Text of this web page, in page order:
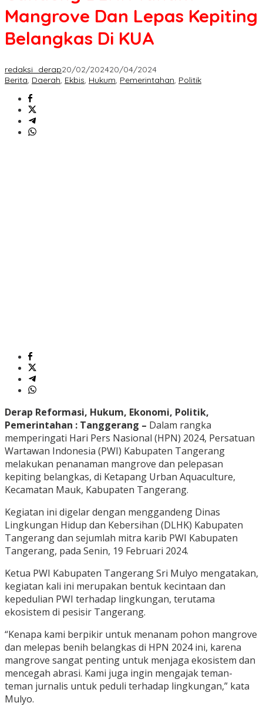
Mangrove
Dan
Lepas
Kepiting
Belangkas
KUA
Mangrove Dan Lepas Kepiting
Belangkas Di KUA
redaksi_derap20/02/202420/04/2024
Berita, Daerah, Ekbis, Hukum, Pemerintahan, Politik
Derap Reformasi, Hukum, Ekonomi, Politik,
Pemerintahan : Tanggerang – Dalam rangka
memperingati Hari Pers Nasional (HPN) 2024, Persatuan
Wartawan Indonesia (PWI) Kabupaten Tangerang
melakukan penanaman mangrove dan pelepasan
kepiting belangkas, di Ketapang Urban Aquaculture,
Kecamatan Mauk, Kabupaten Tangerang.
Kegiatan ini digelar dengan menggandeng Dinas
Lingkungan Hidup dan Kebersihan (DLHK) Kabupaten
Tangerang dan sejumlah mitra karib PWI Kabupaten
Tangerang, pada Senin, 19 Februari 2024.
Ketua PWI Kabupaten Tangerang Sri Mulyo mengatakan,
kegiatan kali ini merupakan bentuk kecintaan dan
kepedulian PWI terhadap lingkungan, terutama
ekosistem di pesisir Tangerang.
“Kenapa kami berpikir untuk menanam pohon mangrove
dan melepas benih belangkas di HPN 2024 ini, karena
mangrove sangat penting untuk menjaga ekosistem dan
mencegah abrasi. Kami juga ingin mengajak teman-
teman jurnalis untuk peduli terhadap lingkungan,” kata
Mulyo.